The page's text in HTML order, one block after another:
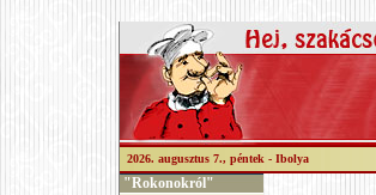
2026. augusztus 7., péntek - Ibolya
"Rokonokról"